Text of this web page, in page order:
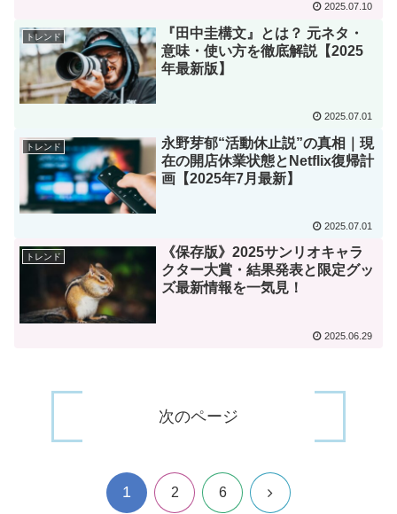
2025.07.10
トレンド
『田中圭構文』とは？ 元ネタ・
意味・使い方を徹底解説【2025
年最新版】
2025.07.01
トレンド
永野芽郁“活動休止説”の真相｜現
在の開店休業状態とNetflix復帰計
画【2025年7月最新】
2025.07.01
トレンド
《保存版》2025サンリオキャラ
クター大賞・結果発表と限定グッ
ズ最新情報を一気見！
2025.06.29
次のページ
1 2 6 次